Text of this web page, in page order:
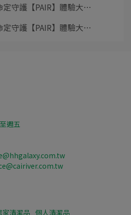
定守護【PAIR】體驗大⋯
定守護【PAIR】體驗大⋯
週五
家清潔品 個人清潔品